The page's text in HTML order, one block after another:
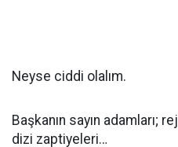
Neyse ciddi olalım.
Başkanın sayın adamları;
dizi zaptiyeleri…